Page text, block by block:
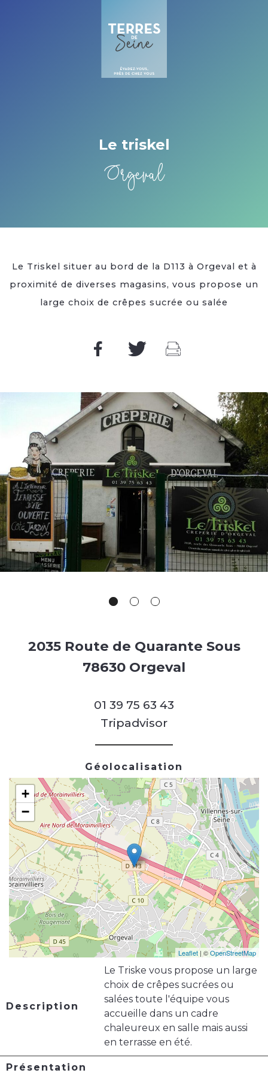
Le triskel
Orgeval
Le Triskel situer au bord de la D113 à Orgeval et à
proximité de diverses magasins, vous propose un
large choix de crêpes sucrée ou salée
2035 Route de Quarante Sous
78630 Orgeval
01 39 75 63 43
Tripadvisor
Géolocalisation
+
−
Leaflet| ©OpenStreetMap
Description
Le Triske vous propose un large
choix de crêpes sucrées ou
salées toute l'équipe vous
accueille dans un cadre
chaleureux en salle mais aussi
en terrasse en été.
Présentation